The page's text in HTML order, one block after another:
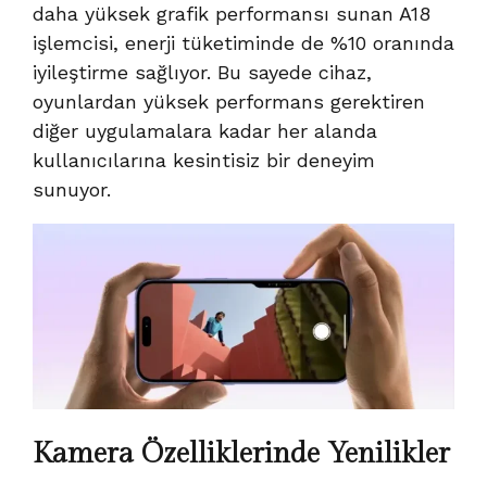
daha yüksek grafik performansı sunan A18
işlemcisi, enerji tüketiminde de %10 oranında
iyileştirme sağlıyor. Bu sayede cihaz,
oyunlardan yüksek performans gerektiren
diğer uygulamalara kadar her alanda
kullanıcılarına kesintisiz bir deneyim
sunuyor.
Kamera Özelliklerinde Yenilikler